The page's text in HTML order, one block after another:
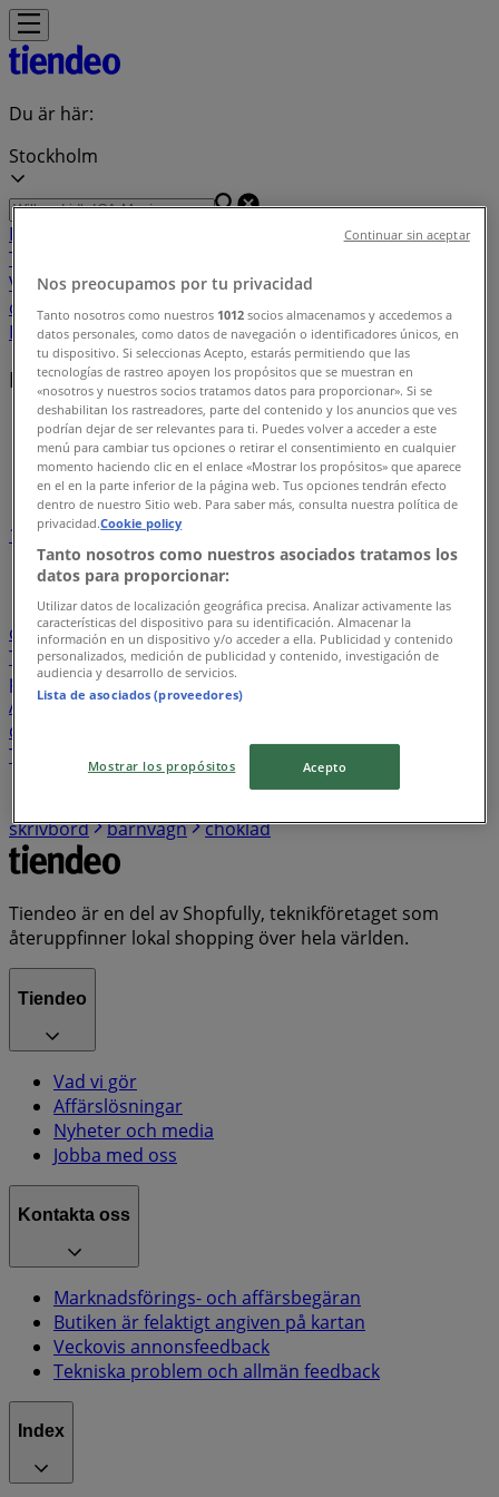
Du är här:
Stockholm
Featured Möbler och InredningBygg och
Trädgård
VitvarorSportBilar och MotorLeksaker och Barn
och ParfymApotek och HälsaRestauranger och
KaféerBöcker och KontorsmaterialResorBanker
Erbjudanderegister
Tiendeo»
Erbjudanderegister
1 345
13
Matbutiker
Möbler och Inredning kaffe
Elektronik
och Vitvaror
Kläder, Skor och Accessoarer
Bygg och
Trädgård
Sport godis Leksaker och Barn
mattor
parasoll
Skönhet och Parfym
Apotek och Hälsa
fisk och skaldjur
dammsugare
TV
Bilar och Motor soffor
kyckling lampor
Böcker och Kontorsmaterial
skrivbord
barnvagn choklad
Tiendeo är en del av Shopfully, teknikföretaget som
återuppfinner lokal shopping över hela världen.
Tiendeo
Vad vi gör
Affärslösningar
Nyheter och media
Jobba med oss
Kontakta oss
Marknadsförings- och affärsbegäran
Butiken är felaktigt angiven på kartan
Veckovis annonsfeedback
Tekniska problem och allmän feedback
Index
Nos preocupamos por tu privacidad
Tanto nosotros como nuestros 1012 socios almacenamos y accedemos a
datos personales, como datos de navegación o identificadores únicos, en
tu dispositivo. Si seleccionas Acepto, estarás permitiendo que las
tecnologías de rastreo apoyen los propósitos que se muestran en
«nosotros y nuestros socios tratamos datos para proporcionar». Si se
deshabilitan los rastreadores, parte del contenido y los anuncios que ves
podrían dejar de ser relevantes para ti. Puedes volver a acceder a este
menú para cambiar tus opciones o retirar el consentimiento en cualquier
momento haciendo clic en el enlace «Mostrar los propósitos» que aparece
en el en la parte inferior de la página web. Tus opciones tendrán efecto
dentro de nuestro Sitio web. Para saber más, consulta nuestra política de
privacidad.Cookie policy
Tanto nosotros como nuestros asociados tratamos los
datos para proporcionar:
Utilizar datos de localización geográfica precisa. Analizar activamente las
características del dispositivo para su identificación. Almacenar la
información en un dispositivo y/o acceder a ella. Publicidad y contenido
personalizados, medición de publicidad y contenido, investigación de
audiencia y desarrollo de servicios.
Lista de asociados (proveedores)
Mostrar los propósitos Acepto
Continuar sin aceptar